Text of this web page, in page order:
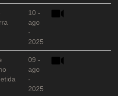
10 -
ago
-
2025
09 -
ago
-
2025